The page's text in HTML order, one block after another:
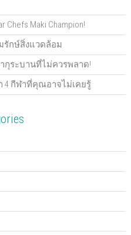
i
n
n
e
w
w
i
n
d
o
w
)
s
i
n
n
e
w
w
i
d
o
w
e
n
s
i
n
n
e
w
i
n
d
w
Maki Champion!
รักษ์สิ่งแวดล้อม
กุระบานที่ไม่ควรพลาด!
4 กีฬาที่คุณอาจไม่เคยรู้